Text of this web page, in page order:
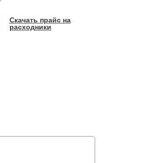
Скачать прайс на
расходники